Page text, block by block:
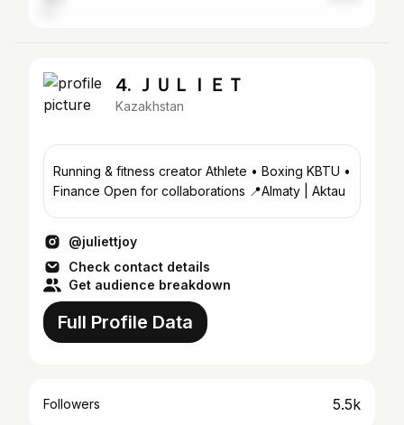
4. ＪＵＬＩＥＴ
Kazakhstan
Running & fitness creator Athlete • Boxing KBTU •
Finance Open for collaborations 📍Almaty | Aktau
@juliettjoy
Check contact details
Get audience breakdown
Full Profile Data
Followers 5.5k